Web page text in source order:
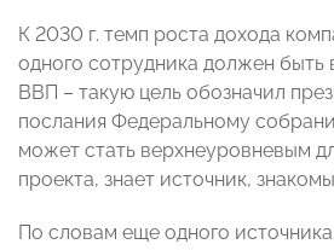
К 2030 г. темп роста дохода
одного сотрудника должен быть
ВВП – такую цель обозначил
послания Федеральному
может стать верхнеуровневым
проекта, знает источник,
По словам еще одного